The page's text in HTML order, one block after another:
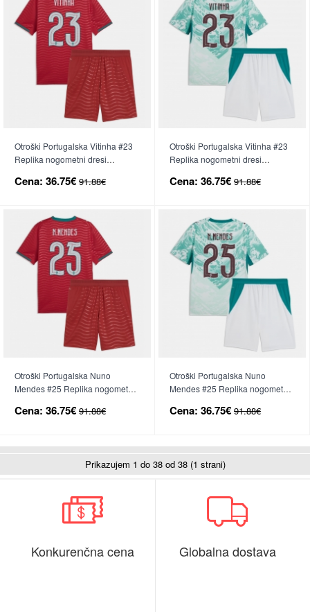
Otroški Portugalska Vitinha #23
Replika nogometni dresi
Rokav (+ hlače)
Cena: 36.75€ 91.88€
Otroški Portugalska Vitinha #23
Replika nogometni dresi
Kratek Rokav (+ hlače)
Cena: 36.75€ 91.88€
Otroški Portugalska Nuno
Mendes #25 Replika nogometni
Kratek Rokav (+ hlače)
Cena: 36.75€ 91.88€
Otroški Portugalska Nuno
Mendes #25 Replika nogometni
Kratek Rokav (+ hlače)
Cena: 36.75€ 91.88€
Prikazujem 1 do 38 od 38 (1 strani)
Konkurenčna cena Globalna dostava